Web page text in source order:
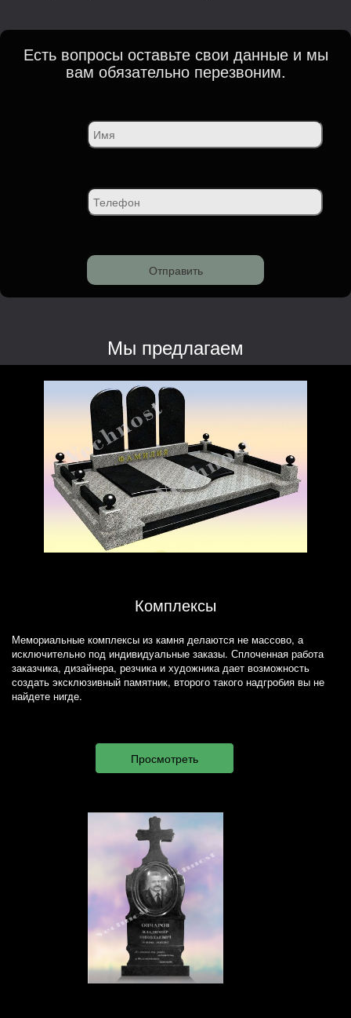
Есть вопросы оставьте свои данные и мы
вам обязательно перезвоним.
Мы предлагаем
Комплексы
Мемориальные комплексы из камня делаются не массово, а
исключительно под индивидуальные заказы. Сплоченная работа
заказчика, дизайнера, резчика и художника дает возможность
создать эксклюзивный памятник, второго такого надгробия вы не
найдете нигде.